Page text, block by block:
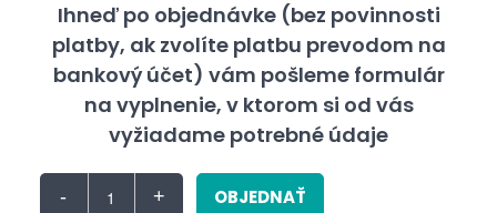
Ihneď po objednávke (bez povinnosti
platby, ak zvolíte platbu prevodom na
bankový účet) vám pošleme formulár
na vyplnenie, v ktorom si od vás
vyžiadame potrebné údaje
OBJEDNAŤ